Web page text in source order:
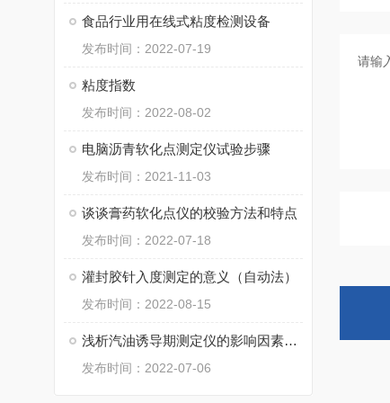
食品行业用在线式粘度检测设备
发布时间：2022-07-19
粘度指数
发布时间：2022-08-02
电脑沥青软化点测定仪试验步骤
发布时间：2021-11-03
谈谈膏药软化点仪的校验方法和特点
发布时间：2022-07-18
灌封胶针入度测定的意义（自动法）
发布时间：2022-08-15
浅析汽油诱导期测定仪的影响因素有哪些
发布时间：2022-07-06